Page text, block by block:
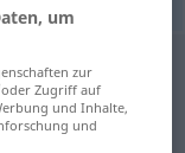
um
zur
Zugriff auf
und Inhalte,
und